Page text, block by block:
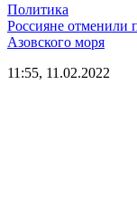
Политика
Россияне отменили
Азовского моря
11:55, 11.02.2022